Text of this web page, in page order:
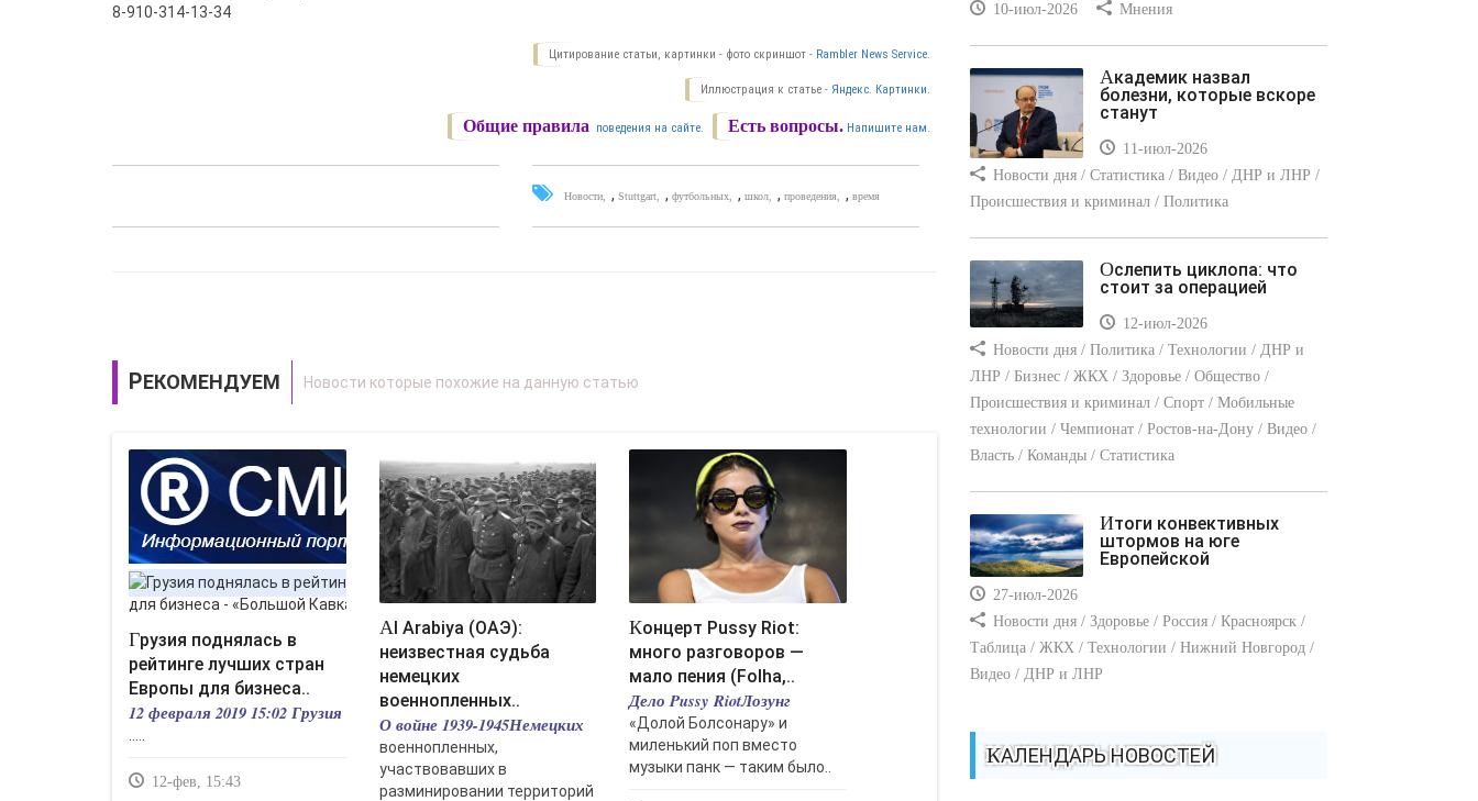
8-910-314-13-34
Цитирование статьи, картинки - фото скриншот - Rambler News Service.
Иллюстрация к статье - Яндекс. Картинки.
Есть вопросы. Напишите нам.
Общие правила поведения на сайте.
Новости ,Stuttgart ,футбольных ,школ ,проведения ,время
РЕКОМЕНДУЕМ
Грузия поднялась в
рейтинге лучших стран
Европы для бизнеса..
12 февраля 2019 15:02 Грузия
12-фев, 15:43
Al Arabiya (ОАЭ):
неизвестная судьба
немецких
военнопленных..
О войне 1939-1945Немецких
военнопленных,
участвовавших в
разминировании территорий
Концерт Pussy Riot:
много разговоров —
мало пения (Folha,..
Дело Pussy RiotЛозунг
«Долой Болсонару» и
миленький поп вместо
музыки панк — таким было..
10-июл-2026 Мнения
Академик назвал
болезни, которые вскоре
станут
11-июл-2026
Новости дня / Статистика / Видео / ДНР и ЛНР /
Происшествия и криминал / Политика
Ослепить циклопа: что
стоит за операцией
12-июл-2026
Новости дня / Политика / Технологии / ДНР и
ЛНР / Бизнес / ЖКХ / Здоровье / Общество /
Происшествия и криминал / Спорт / Мобильные
технологии / Чемпионат / Ростов-на-Дону / Видео /
Власть / Команды / Статистика
Итоги конвективных
штормов на юге
Европейской
27-июл-2026
Новости дня / Здоровье / Россия / Красноярск /
Таблица / ЖКХ / Технологии / Нижний Новгород /
Видео / ДНР и ЛНР
КАЛЕНДАРЬ НОВОСТЕЙ